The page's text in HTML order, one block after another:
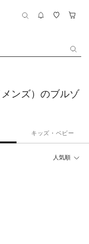
ンズ）のブルゾ
キッズ・ベビー
人気順